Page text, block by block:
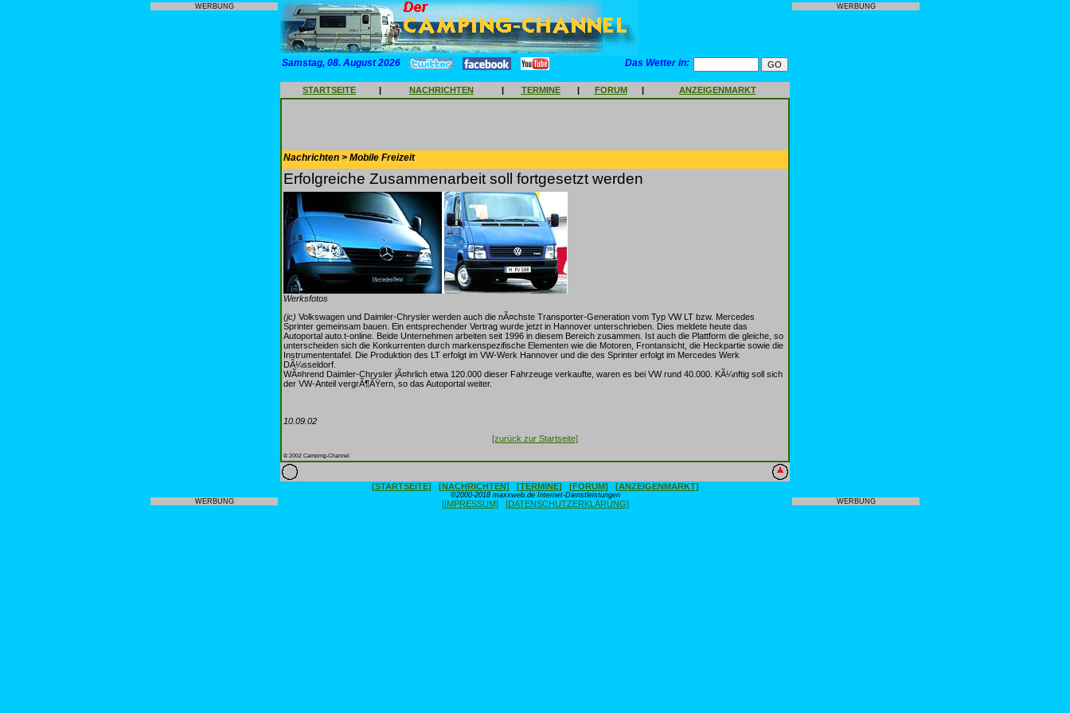
WERBUNG
WERBUNG
Samstag, 08. August 2026 Das Wetter in:
STARTSEITE | NACHRICHTEN | TERMINE | FORUM | ANZEIGENMARKT
Nachrichten > Mobile Freizeit
Erfolgreiche Zusammenarbeit soll fortgesetzt werden
Werksfotos
(jc) Volkswagen und Daimler-Chrysler werden auch die nÃ¤chste Transporter-Generation vom Typ VW LT bzw. Mercedes
Sprinter gemeinsam bauen. Ein entsprechender Vertrag wurde jetzt in Hannover unterschrieben. Dies meldete heute das
Autoportal auto.t-online. Beide Unternehmen arbeiten seit 1996 in diesem Bereich zusammen. Ist auch die Plattform die gleiche, so
unterscheiden sich die Konkurrenten durch markenspezifische Elementen wie die Motoren, Frontansicht, die Heckpartie sowie die
Instrumententafel. Die Produktion des LT erfolgt im VW-Werk Hannover und die des Sprinter erfolgt im Mercedes Werk
DÃ¼sseldorf.
WÃ¤hrend Daimler-Chrysler jÃ¤hrlich etwa 120.000 dieser Fahrzeuge verkaufte, waren es bei VW rund 40.000. KÃ¼nftig soll sich
der VW-Anteil vergrÃ¶ÃŸern, so das Autoportal weiter.
10.09.02
[zurück zur Startseite]
© 2002 Camping-Channel
[STARTSEITE] [NACHRICHTEN] [TERMINE] [FORUM] [ANZEIGENMARKT]
©2000-2018 maxxweb.de Internet-Dienstleistungen
[IMPRESSUM] [DATENSCHUTZERKLÄRUNG]
WERBUNG
WERBUNG